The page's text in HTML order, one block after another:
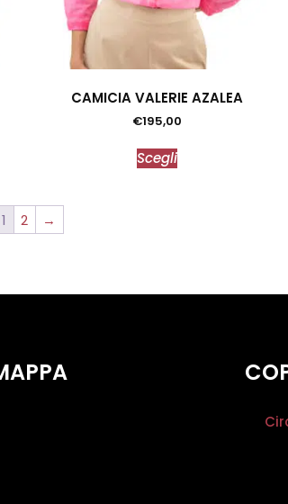
CAMICIA VALERIE AZALEA
€195,00
Scegli
1 2 →